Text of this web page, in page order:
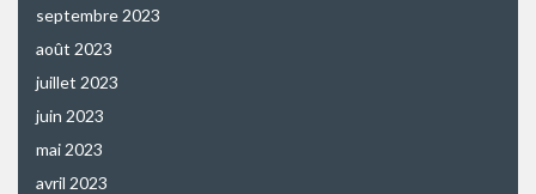
septembre 2023
août 2023
juillet 2023
juin 2023
mai 2023
avril 2023